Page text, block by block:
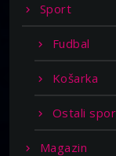
Sport
Fudbal
Košarka
Ostali
Magazin